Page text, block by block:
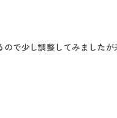
で少し調整してみました